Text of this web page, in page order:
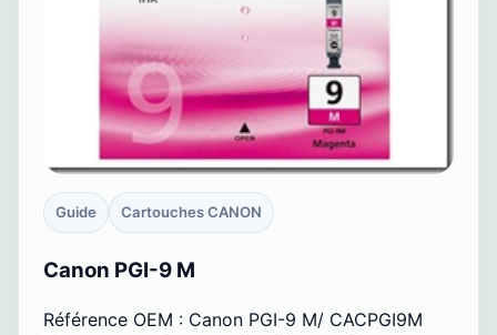
Guide Cartouches CANON
Canon PGI-9 M
Référence OEM : Canon PGI-9 M/ CACPGI9M